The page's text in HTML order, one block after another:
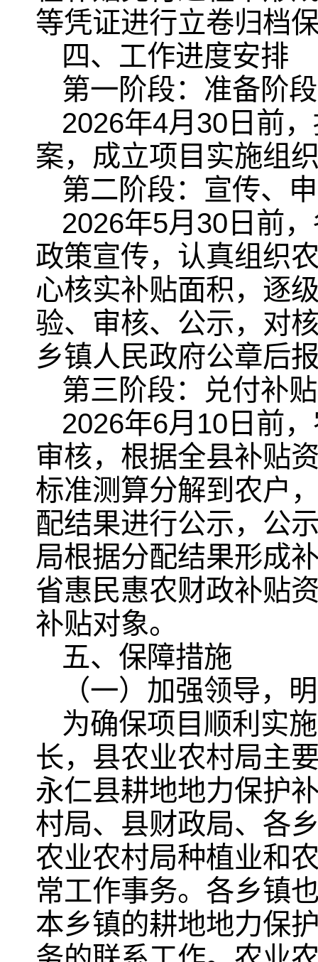
等凭证进行立卷归档
四、工作进度安排
第一阶段：准备阶段
2026年4月30日前
案，成立项目实施组
第二阶段：宣传、
2026年5月30日前
政策宣传，认真组织
心核实补贴面积，逐
验、审核、公示，对
乡镇人民政府公章后
第三阶段：兑付补
2026年6月10日前
审核，根据全县补贴
标准测算分解到农户
配结果进行公示，公
局根据分配结果形成
省惠民惠农财政补贴
补贴对象。
五、保障措施
（一）加强领导，
为确保项目顺利实
长，县农业农村局主
永仁县耕地地力保护
村局、县财政局、各
农业农村局种植业和
常工作事务。各乡镇
本乡镇的耕地地力保